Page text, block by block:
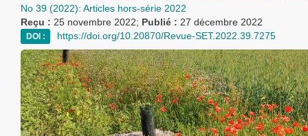
No 39 (2022): Articles hors-série 2022
Reçu : 25 novembre 2022; Publié : 27 décembre 2022
DOI : https://doi.org/10.20870/Revue-SET.2022.39.7275